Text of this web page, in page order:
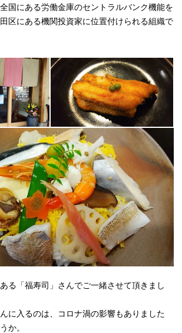
国にある労働金庫のセントラルバンク機能を
区にある機関投資家に位置付けられる組織で
る「福寿司」さんでご一緒させて頂きまし
に入るのは、コロナ渦の影響もありました
か。